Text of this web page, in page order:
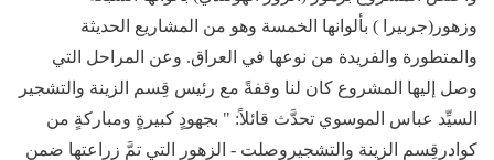
وزهور(جربيرا ) بألوانها الخمسة وهو من المشاريع الحديثة
والمتطورة والفريدة من نوعها في العراق. وعن المراحل التي
وصل إليها المشروع كان لنا وقفةً مع رئيس قِسم الزينة والتشجير
السيِّد عباس الموسوي تحدَّث قائلاً: " بجهودٍ كبيرةٍ ومباركةٍ من
كوادرقِسم الزينة والتشجيروصلت - الزهور التي تمَّ زراعتها ضمن